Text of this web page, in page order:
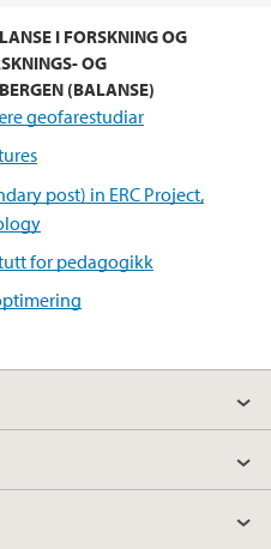
I FORSKNING OG
OG
(BALANSE)
geofarestudiar
post) in ERC Project,
for pedagogikk